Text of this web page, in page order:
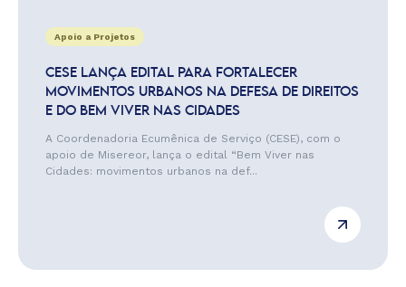
Apoio a Projetos
CESE LANÇA EDITAL PARA FORTALECER
MOVIMENTOS URBANOS NA DEFESA DE DIREITOS
E DO BEM VIVER NAS CIDADES
A Coordenadoria Ecumênica de Serviço (CESE), com o
apoio de Misereor, lança o edital “Bem Viver nas
Cidades: movimentos urbanos na def...